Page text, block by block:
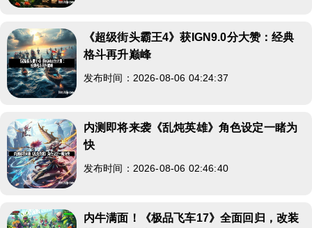
《超级街头霸王4》获IGN9.0分大赞：经典
格斗再升巅峰
发布时间：2026-08-06 04:24:37
内测即将来袭《乱炖英雄》角色设定一睹为
快
发布时间：2026-08-06 02:46:40
内牛满面！《极品飞车17》全面回归，改装